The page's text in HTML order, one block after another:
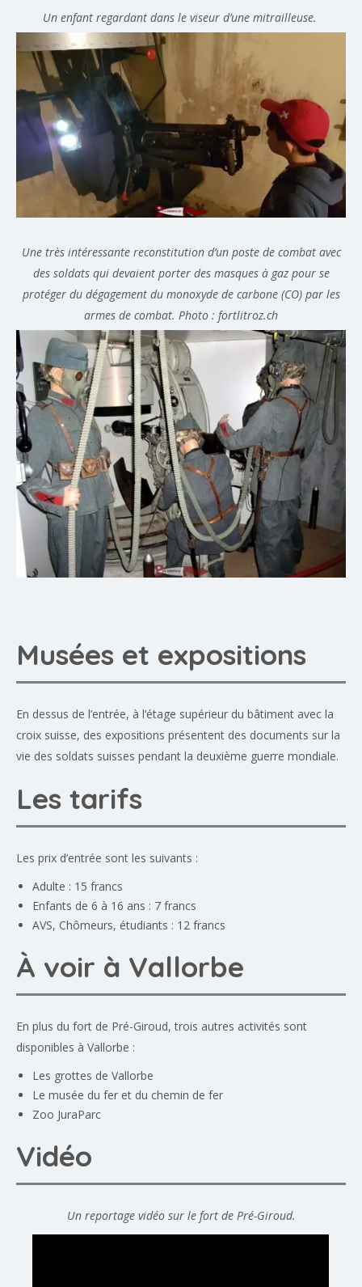
Un enfant regardant dans le viseur d’une mitrailleuse.
Une très intéressante reconstitution d’un poste de combat avec
des soldats qui devaient porter des masques à gaz pour se
protéger du dégagement du monoxyde de carbone (CO) par les
armes de combat. Photo : fortlitroz.ch
Musées et expositions
En dessus de l’entrée, à l’étage supérieur du bâtiment avec la
croix suisse, des expositions présentent des documents sur la
vie des soldats suisses pendant la deuxième guerre mondiale.
Les tarifs
Les prix d’entrée sont les suivants :
Adulte : 15 francs
Enfants de 6 à 16 ans : 7 francs
AVS, Chômeurs, étudiants : 12 francs
À voir à Vallorbe
En plus du fort de Pré-Giroud, trois autres activités sont
disponibles à Vallorbe :
Les grottes de Vallorbe
Le musée du fer et du chemin de fer
Zoo JuraParc
Vidéo
Un reportage vidéo sur le fort de Pré-Giroud.